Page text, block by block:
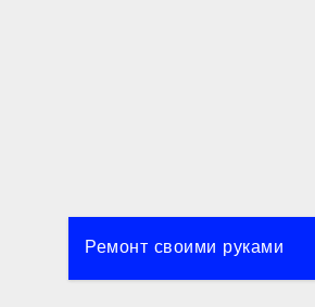
Ремонт своими руками